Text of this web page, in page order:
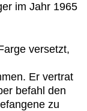
im Jahr 1965
versetzt,
Er vertrat
befahl den
zu